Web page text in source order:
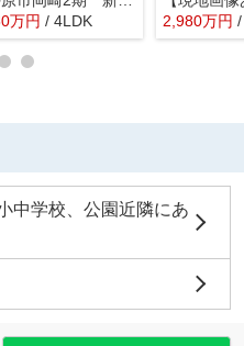
万円 / 4LDK 2,980万円
中学校、公園近隣にあ